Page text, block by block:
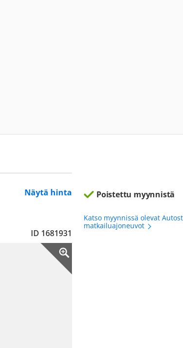
Näytä hinta
ID 1681931
Poistettu myynnistä
Katso myynnissä olevat
matkailuajoneuvot